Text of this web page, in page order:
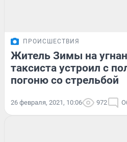
ПРОИСШЕСТВИЯ
Житель Зимы на
таксиста устроил с
погоню со стрельбой
26 февраля, 2021, 10:06 972